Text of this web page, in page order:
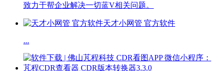
致力于帮企业解决一切蓝V相关问题。
天才小网管 官方软件
...